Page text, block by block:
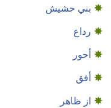
بني حشيش
رداع
أحور
أفق
از ظاهر